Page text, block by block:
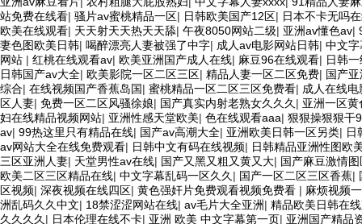
站免费在线看| 骚片av蜜桃精品一区| 日韩欧美国产12区| 日本不卡无吗
欧美在线观看| 天天射天天热天天舔| 午夜8050网站二级| 亚洲av懂色av|
妻色图欧美日韩| 喝醉漂亮人妻被强了中字| 成人av电影网站日韩| 中文
网站 | 红桃在线观看av| 欧美亚洲国产成人在线| 麻豆96在线观看| 日韩
日韩国产av大全| 欧美影院一区二区三区| 精品人妻一区二区免费| 国产
综合| 在线视频国产香蕉岛国| 蜜桃精品一区二区三区免费看| 成人在线
区人妻| 免费一区二区风骚徐娘| 国产真实内射老熟女久久久 | 亚洲一区黄
妇在线精品视频网站| 亚洲性感天堂欧美| 色在线观看aaa| 狠狠操狠狠干
av| 99热这里只有精品在线| 国产av高潮大全| 亚洲欧美日韩一区另类| 日
av网站大全在线免费观看| 日韩中文有码在线视频| 日韩精品亚洲性图欧
三区亚洲人妻| 天堂男性av在线| 国产又黑又粗又黄又大| 国产麻豆激情
欧美二区三区精品在线| 中文字幕乱码一区久久 | 国产一区二区三区香蕉|
区视频| 深夜视频在线四区| 黄色强奸片免费观看视频免费看 | 麻烦视频
洲乱码久久中文| 18禁涩涩网站在线| av毛片大全亚洲| 精品欧美日韩在
久久久久 | 日本伦理在线不卡| 亚洲 欧美 中文字幕第一页| 亚洲国产精品